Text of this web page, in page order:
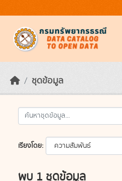
ชุดข้อมูล
เรียงโดย
พบ 1 ชุดข้อมูล